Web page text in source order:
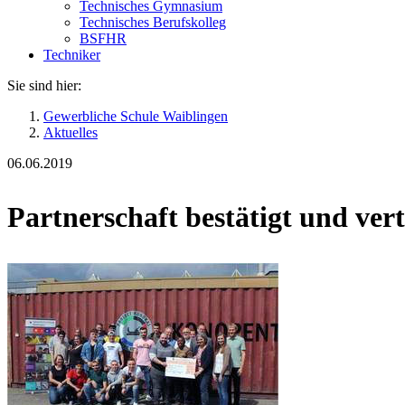
Technisches Gymnasium
Technisches Berufskolleg
BSFHR
Techniker
Sie sind hier:
Gewerbliche Schule Waiblingen
Aktuelles
06.06.2019
Partnerschaft bestätigt und